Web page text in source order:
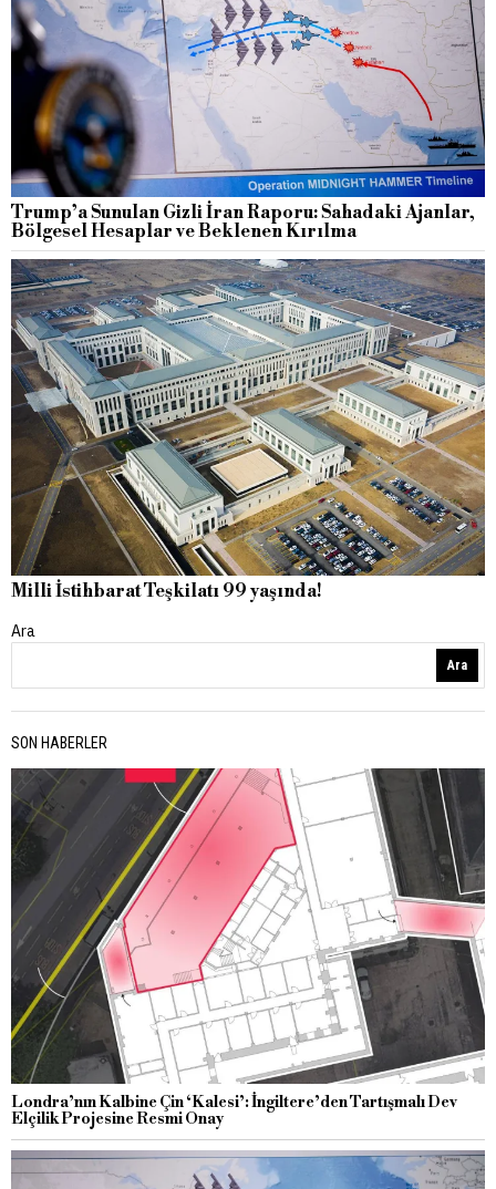
Trump’a Sunulan Gizli İran Raporu: Sahadaki Ajanlar,
Bölgesel Hesaplar ve Beklenen Kırılma
Milli İstihbarat Teşkilatı 99 yaşında!
Ara
Ara
SON HABERLER
Londra’nın Kalbine Çin ‘Kalesi’: İngiltere’den Tartışmalı Dev
Elçilik Projesine Resmi Onay